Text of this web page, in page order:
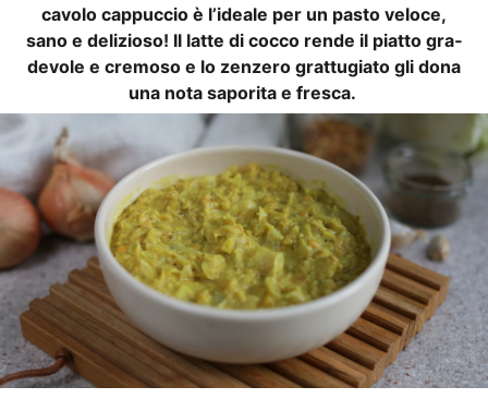
cavo­lo cap­puc­cio è l’idea­le per un pas­to velo­ce,
sano e deli­zio­so! Il lat­te di coc­co ren­de il piat­to gra­
de­vo­le e cre­mo­so e lo zenz­e­ro grat­tu­gi­a­to gli dona
una nota sapo­ri­ta e fresca.